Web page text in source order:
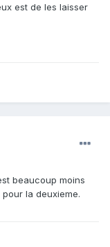
est de les laisser
beaucoup moins
la deuxieme.